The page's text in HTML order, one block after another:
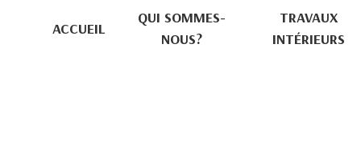
ACCUEIL
QUI SOMMES-
NOUS?
TRAVAUX
INTÉRIEURS
Panneau de gestion des cookies